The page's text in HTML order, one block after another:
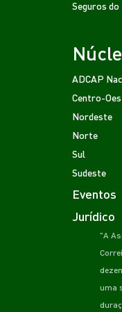
Seguros
ADCAP
Centro-
Nordeste
Norte
Sul
Sudeste
Eventos
Jurídico
"A
uma